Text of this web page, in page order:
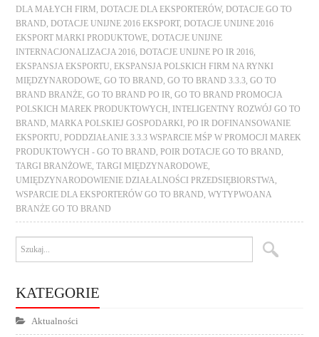
DLA MAŁYCH FIRM ,DOTACJE DLA EKSPORTERÓW,DOTACJE GO TO
BRAND ,DOTACJE UNIJNE 2016 EKSPORT,DOTACJE UNIJNE 2016
EKSPORT MARKI PRODUKTOWE ,DOTACJE UNIJNE
INTERNACJONALIZACJA 2016 ,DOTACJE UNIJNE PO IR 2016
EKSPANSJA EKSPORTU ,EKSPANSJA POLSKICH FIRM NA RYNKI
MIĘDZYNARODOWE ,GO TO BRAND ,GO TO BRAND 3.3.3 ,GO TO
BRAND BRANŻE ,GO TO BRAND PO IR ,GO TO BRAND PROMOCJA
POLSKICH MAREK PRODUKTOWYCH
INTELIGENTNY ROZWÓJ GO TO
BRAND ,MARKA POLSKIEJ GOSPODARKI ,PO IR DOFINANSOWANIE
EKSPORTU ,PODDZIAŁANIE 3.3.3 WSPARCIE MŚP W PROMOCJI MAREK
PRODUKTOWYCH - GO TO BRAND ,POIR DOTACJE GO TO BRAND
TARGI BRANŻOWE ,TARGI MIĘDZYNARODOWE
UMIĘDZYNARODOWIENIE DZIAŁALNOŚCI PRZEDSIĘBIORSTWA
WSPARCIE DLA EKSPORTERÓW GO TO BRAND ,WYTYPWOANA
BRANŻE GO TO BRAND
KATEGORIE
Aktualności